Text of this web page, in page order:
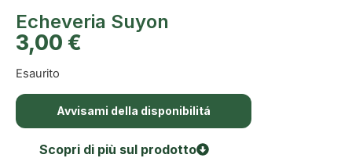
Echeveria Suyon
3,00 €
Esaurito
Avvisami della disponibilitá
Scopri di più sul prodotto